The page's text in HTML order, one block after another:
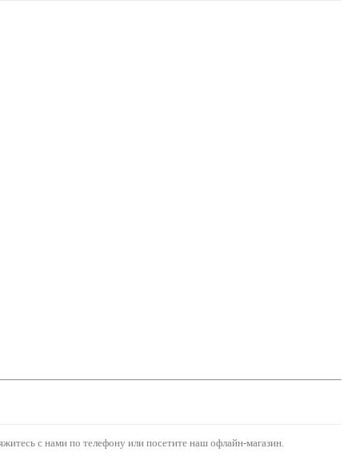
с нами по телефону или посетите наш офлайн-магазин.